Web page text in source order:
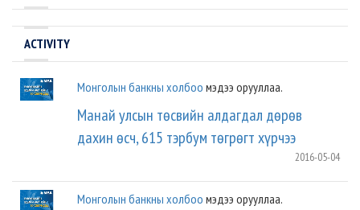
ACTIVITY
Монголын банкны холбоо мэдээ орууллаа.
Манай улсын төсвийн алдагдал дөрөв
дахин өсч, 615 тэрбум төгрөгт хүрчээ
2016-05-04
Монголын банкны холбоо мэдээ орууллаа.